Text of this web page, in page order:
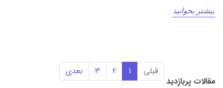
بیشتر بخوانید
قبلی 1
2
3
بعدی
مقالات پربازدید